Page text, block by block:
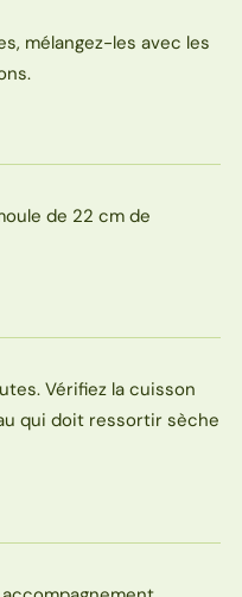
mélangez-les avec les
de 22 cm de
Vérifiez la cuisson
qui doit ressortir sèche